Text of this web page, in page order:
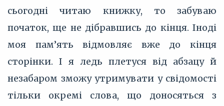
сьогодні читаю книжку, то забуваю
початок, ще не дібравшись до кінця. Іноді
моя пам’ять відмовляє вже до кінця
сторінки. І я ледь плетуся від абзацу й
незабаром зможу утримувати у свідомості
тільки окремі слова, що доносяться з